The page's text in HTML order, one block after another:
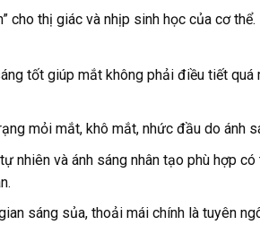
cho thị giác và nhịp sinh học của cơ
tốt giúp mắt không phải điều tiết
mỏi mắt, khô mắt, nhức đầu do ánh
nhiên và ánh sáng nhân tạo phù hợp
sáng sủa, thoải mái chính là tuyên